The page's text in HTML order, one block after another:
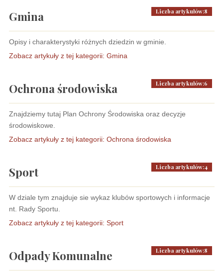
Gmina Liczba artykułów:8
Opisy i charakterystyki różnych dziedzin w gminie.
Zobacz artykuły z tej kategorii: Gmina
Ochrona środowiska Liczba artykułów:6
Znajdziemy tutaj Plan Ochrony Środowiska oraz decyzje
środowiskowe.
Zobacz artykuły z tej kategorii: Ochrona środowiska
Sport Liczba artykułów:4
W dziale tym znajduje sie wykaz klubów sportowych i informacje
nt. Rady Sportu.
Zobacz artykuły z tej kategorii: Sport
Odpady Komunalne Liczba artykułów:8